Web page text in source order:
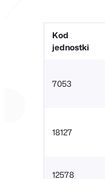
Kod
jednostki
7053
18127
12578